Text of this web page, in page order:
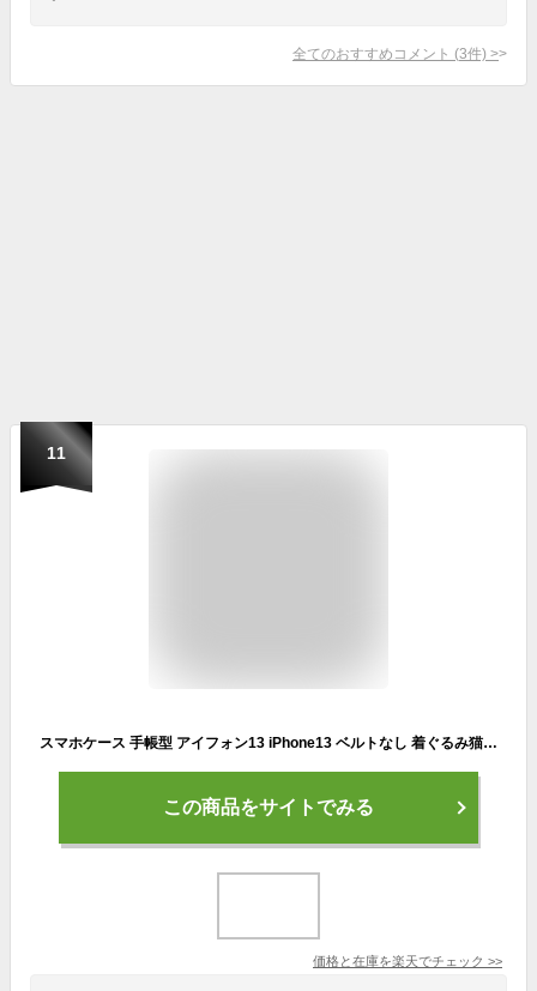
全てのおすすめコメント (3件) >
11
スマホケース 手帳型 アイフォン13 iPhone13 ベルトなし 着ぐるみ猫・防寒具 iPhone13 カバー 手帳 apple かわいい アイフォン ケース ip13 手帳型 ip13ケース 手帳カバー おしゃれ 携帯ケース iPhone13 bn894
この商品をサイトでみる
価格と在庫を楽天でチェック >>